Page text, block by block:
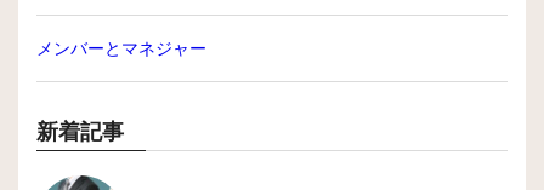
メンバーとマネジャー
新着記事